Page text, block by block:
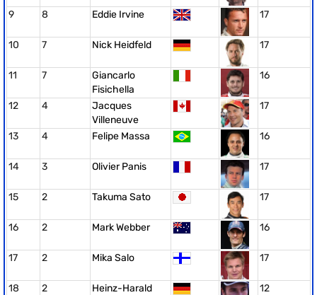
9 8 Eddie Irvine 17
10 7 Nick Heidfeld 17
11 7
Giancarlo
Fisichella
16
12 4
Jacques
Villeneuve
17
13 4 Felipe Massa 16
14 3 Olivier Panis 17
15 2 Takuma Sato 17
16 2 Mark Webber 16
17 2 Mika Salo 17
18 2
Heinz-Harald
12